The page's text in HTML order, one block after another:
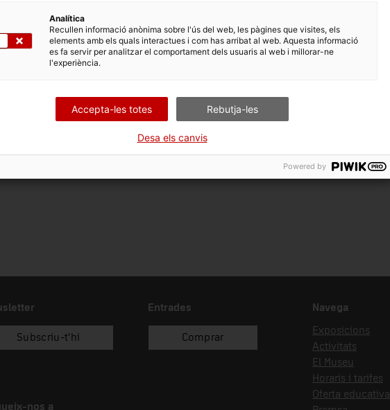
DADES DEL MUSEU
Àrea temàtica
Ciència i tècnica
Col·lecció
Medicina
01/01/1989 dipòsit
Subscriu-t'hi
Entrades
Comprar
nos a
Navega
Exposicions
Activitats
El Museu
Horaris i tarifes
Oferta educativa
Analítica
Recullen informació anònima sobre l'ús del web, les pàgines que visites, els
elements amb els quals interactues i com has arribat al web. Aquesta informació
es fa servir per analitzar el comportament dels usuaris al web i millorar-ne
l'experiència.
Accepta-les totes Rebutja-les
Desa els canvis
Powered by